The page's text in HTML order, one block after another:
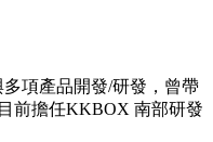
項產品開發/研發，曾帶
前擔任KKBOX 南部研發